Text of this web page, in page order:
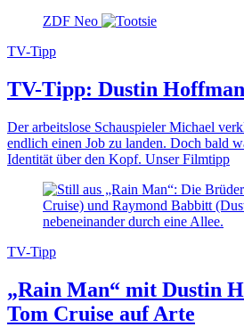
ZDF Neo
TV-Tipp
TV-Tipp: Dustin
Der arbeitslose Schauspieler Michael
endlich einen Job zu landen. Doch bald
Identität über den Kopf. Unser Filmtipp
TV-Tipp
„Rain Man“ mit Dustin
Tom Cruise auf Arte